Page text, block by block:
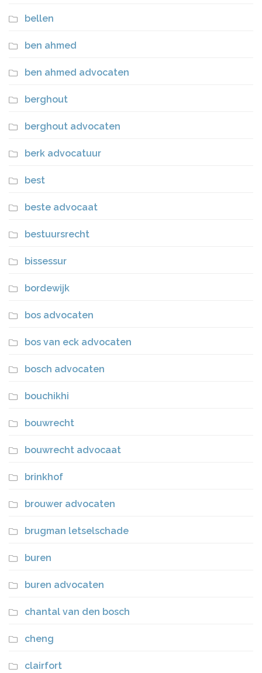
bellen
ben ahmed
ben ahmed advocaten
berghout
berghout advocaten
berk advocatuur
best
beste advocaat
bestuursrecht
bissessur
bordewijk
bos advocaten
bos van eck advocaten
bosch advocaten
bouchikhi
bouwrecht
bouwrecht advocaat
brinkhof
brouwer advocaten
brugman letselschade
buren
buren advocaten
chantal van den bosch
cheng
clairfort